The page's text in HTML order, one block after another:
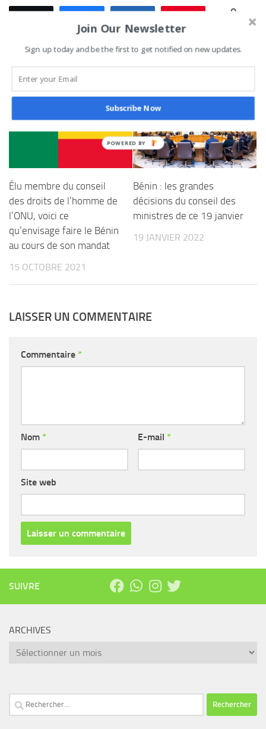
0
PARTAGES
VOUS AIMEREZ AUSSI...
Élu membre du conseil
des droits de l’homme de
l’ONU, voici ce
qu’envisage faire le Bénin
au cours de son mandat
15 OCTOBRE 2021
Bénin : les grandes
décisions du conseil des
ministres de ce 19 janvier
19 JANVIER 2022
LAISSER UN COMMENTAIRE
Commentaire *
Nom * E-mail *
Site web
SUIVRE
ARCHIVES
Archives
Rechercher :
Join Our Newsletter
Sign up today and be the first to get notified on new updates.
Subscribe Now